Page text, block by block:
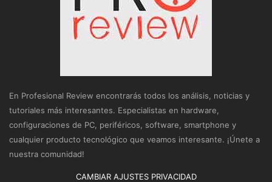
En Profesional Review encontrarás todos los análisis, noticias y
tutoriales más interesantes. Especialistas en hardware,
configuraciones de PC, periféricos, software, smartphone y
cualquier producto tecnológico que veamos interesante. ¡Únete a
nuestra comunidad!
CAMBIAR AJUSTES PRIVACIDAD